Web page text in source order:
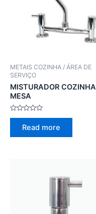
METAIS COZINHA / ÁREA DE
SERVIÇO
MISTURADOR COZINHA
MESA
Rated
Read more